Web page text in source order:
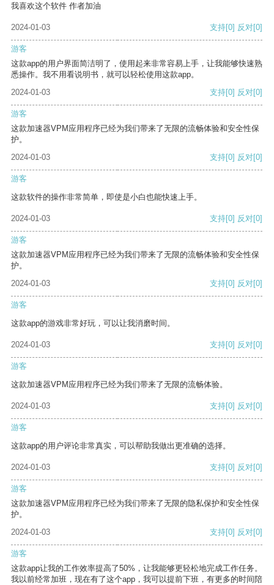
我喜欢这个软件 作者加油
2024-01-03 支持[0] 反对[0]
游客
这款app的用户界面简洁明了，使用起来非常容易上手，让我能够快速熟
悉操作。我不用看说明书，就可以轻松使用这款app。
2024-01-03
支持[0] 反对[0]
游客
这款加速器VPM应用程序已经为我们带来了无限的流畅体验和安全性保
护。
2024-01-03
支持[0] 反对[0]
游客
这款软件的操作非常简单，即使是小白也能快速上手。
2024-01-03 支持[0] 反对[0]
游客
这款加速器VPM应用程序已经为我们带来了无限的流畅体验和安全性保
护。
2024-01-03
支持[0] 反对[0]
游客
这款app的游戏非常好玩，可以让我消磨时间。
2024-01-03 支持[0] 反对[0]
游客
这款加速器VPM应用程序已经为我们带来了无限的流畅体验。
2024-01-03 支持[0] 反对[0]
游客
这款app的用户评论非常真实，可以帮助我做出更准确的选择。
2024-01-03 支持[0] 反对[0]
游客
这款加速器VPM应用程序已经为我们带来了无限的隐私保护和安全性保
护。
2024-01-03
支持[0] 反对[0]
游客
这款app让我的工作效率提高了50%，让我能够更轻松地完成工作任务。
我以前经常加班，现在有了这个app，我可以提前下班，有更多的时间陪